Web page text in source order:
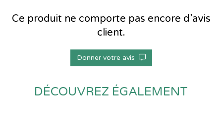
Ce produit ne comporte pas encore d’avis
client.
Donner votre avis
DÉCOUVREZ ÉGALEMENT